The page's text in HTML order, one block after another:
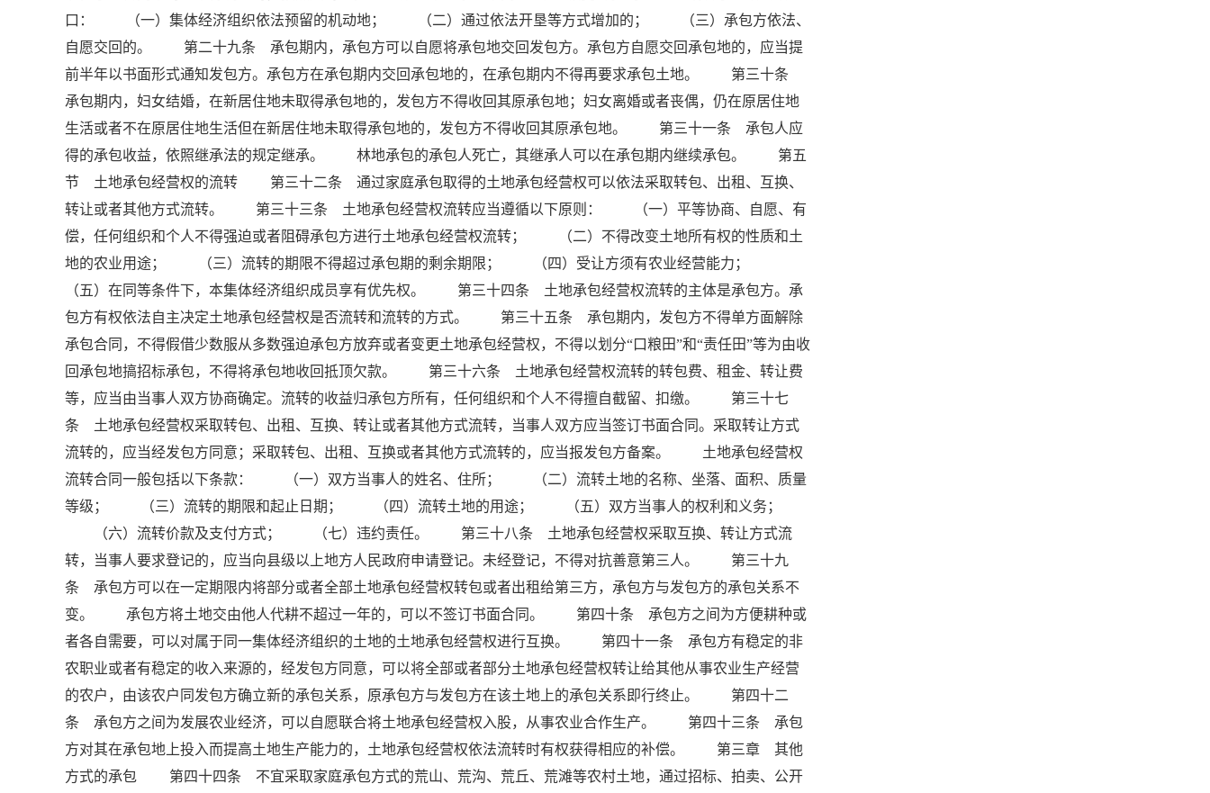
口： （一）集体经济组织依法预留的机动地； （二）通过依法开垦等方式增加的； （三）承包方依法、
自愿交回的。 第二十九条 承包期内，承包方可以自愿将承包地交回发包方。承包方自愿交回承包地的，应当提
前半年以书面形式通知发包方。承包方在承包期内交回承包地的，在承包期内不得再要求承包土地。 第三十条
承包期内，妇女结婚，在新居住地未取得承包地的，发包方不得收回其原承包地；妇女离婚或者丧偶，仍在原居住地
生活或者不在原居住地生活但在新居住地未取得承包地的，发包方不得收回其原承包地。 第三十一条 承包人应
得的承包收益，依照继承法的规定继承。 林地承包的承包人死亡，其继承人可以在承包期内继续承包。 第五
节 土地承包经营权的流转 第三十二条 通过家庭承包取得的土地承包经营权可以依法采取转包、出租、互换、
转让或者其他方式流转。 第三十三条 土地承包经营权流转应当遵循以下原则： （一）平等协商、自愿、有
偿，任何组织和个人不得强迫或者阻碍承包方进行土地承包经营权流转； （二）不得改变土地所有权的性质和土
地的农业用途； （三）流转的期限不得超过承包期的剩余期限； （四）受让方须有农业经营能力；
（五）在同等条件下，本集体经济组织成员享有优先权。 第三十四条 土地承包经营权流转的主体是承包方。承
包方有权依法自主决定土地承包经营权是否流转和流转的方式。 第三十五条 承包期内，发包方不得单方面解除
承包合同，不得假借少数服从多数强迫承包方放弃或者变更土地承包经营权，不得以划分“口粮田”和“责任田”等为由收
回承包地搞招标承包，不得将承包地收回抵顶欠款。 第三十六条 土地承包经营权流转的转包费、租金、转让费
等，应当由当事人双方协商确定。流转的收益归承包方所有，任何组织和个人不得擅自截留、扣缴。 第三十七
条 土地承包经营权采取转包、出租、互换、转让或者其他方式流转，当事人双方应当签订书面合同。采取转让方式
流转的，应当经发包方同意；采取转包、出租、互换或者其他方式流转的，应当报发包方备案。 土地承包经营权
流转合同一般包括以下条款： （一）双方当事人的姓名、住所； （二）流转土地的名称、坐落、面积、质量
等级； （三）流转的期限和起止日期； （四）流转土地的用途； （五）双方当事人的权利和义务；
（六）流转价款及支付方式； （七）违约责任。 第三十八条 土地承包经营权采取互换、转让方式流
转，当事人要求登记的，应当向县级以上地方人民政府申请登记。未经登记，不得对抗善意第三人。 第三十九
条 承包方可以在一定期限内将部分或者全部土地承包经营权转包或者出租给第三方，承包方与发包方的承包关系不
变。 承包方将土地交由他人代耕不超过一年的，可以不签订书面合同。 第四十条 承包方之间为方便耕种或
者各自需要，可以对属于同一集体经济组织的土地的土地承包经营权进行互换。 第四十一条 承包方有稳定的非
农职业或者有稳定的收入来源的，经发包方同意，可以将全部或者部分土地承包经营权转让给其他从事农业生产经营
的农户，由该农户同发包方确立新的承包关系，原承包方与发包方在该土地上的承包关系即行终止。 第四十二
条 承包方之间为发展农业经济，可以自愿联合将土地承包经营权入股，从事农业合作生产。 第四十三条 承包
方对其在承包地上投入而提高土地生产能力的，土地承包经营权依法流转时有权获得相应的补偿。 第三章 其他
方式的承包 第四十四条 不宜采取家庭承包方式的荒山、荒沟、荒丘、荒滩等农村土地，通过招标、拍卖、公开